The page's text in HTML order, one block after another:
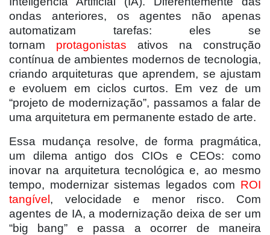
ondas anteriores, os agentes não apenas
automatizam tarefas: eles se
tornam protagonistas ativos na construção
contínua de ambientes modernos de tecnologia,
criando arquiteturas que aprendem, se ajustam
e evoluem em ciclos curtos. Em vez de um
“projeto de modernização”, passamos a falar de
uma arquitetura em permanente estado de arte.
Essa mudança resolve, de forma pragmática,
um dilema antigo dos CIOs e CEOs: como
inovar na arquitetura tecnológica e, ao mesmo
tempo, modernizar sistemas legados com ROI
tangível , velocidade e menor risco. Com
agentes de IA, a modernização deixa de ser um
“big bang” e passa a ocorrer de maneira